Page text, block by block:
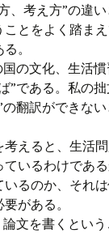
、考え方”の違
ことをよく踏ま
。
国の文化、生活
”である。私の
の翻訳ができな
考えると、生活
いるわけであ
るのか、それ
がある。
文を書くとい